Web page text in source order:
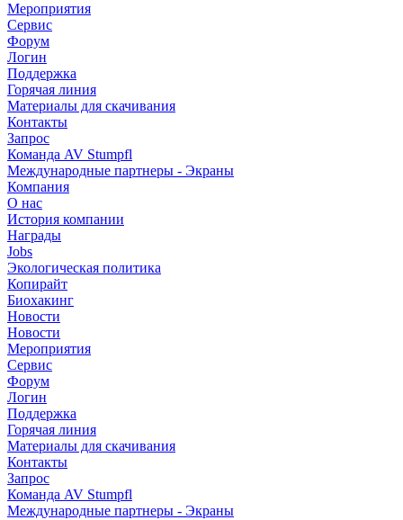
Мероприятия
Сервис
Форум
Логин
Поддержка
Горячая линия
Материалы для скачивания
Контакты
Запрос
Команда AV Stumpfl
Международные партнеры - Экраны
Компания
О нас
История компании
Награды
Jobs
Экологическая политика
Копирайт
Биохакинг
Новости
Новости
Мероприятия
Сервис
Форум
Логин
Поддержка
Горячая линия
Материалы для скачивания
Контакты
Запрос
Команда AV Stumpfl
Международные партнеры - Экраны